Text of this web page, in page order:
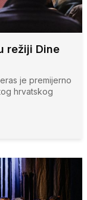
režiji Dine
je premijerno
hrvatskog